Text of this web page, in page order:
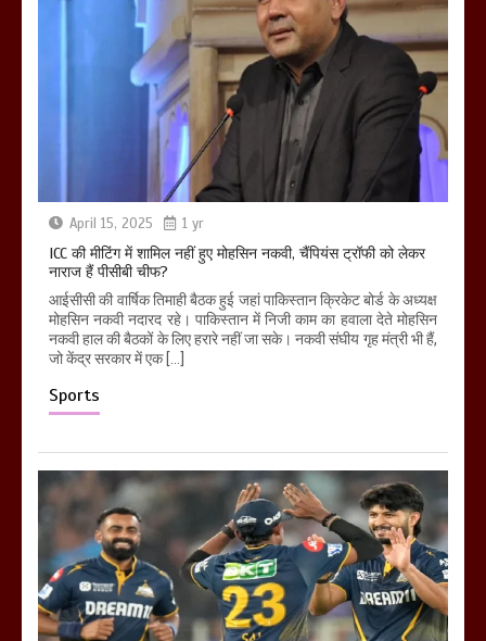
April 15, 2025 1 yr
ICC की मीटिंग में शामिल नहीं हुए मोहसिन नकवी, चैंपियंस ट्रॉफी को लेकर
नाराज हैं पीसीबी चीफ?
आईसीसी की वार्षिक तिमाही बैठक हुई जहां पाकिस्तान क्रिकेट बोर्ड के अध्यक्ष
मोहसिन नकवी नदारद रहे। पाकिस्तान में निजी काम का हवाला देते मोहसिन
नकवी हाल की बैठकों के लिए हरारे नहीं जा सके। नकवी संघीय गृह मंत्री भी हैं,
जो केंद्र सरकार में एक […]
Sports